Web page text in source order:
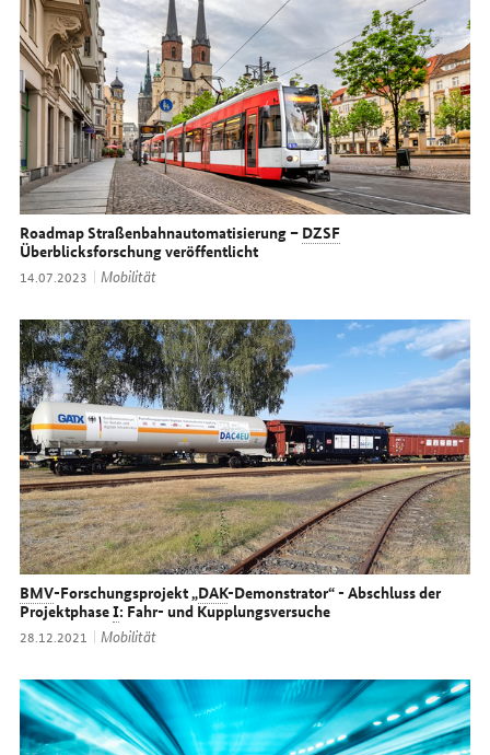
Roadmap Straßenbahnautomatisierung – DZSF
Überblicksforschung veröffentlicht
Datum:
14.07.2023 Thema:
Mobilität
BMV-Forschungsprojekt „DAK-Demonstrator“ - Abschluss der
ProjektphaseI: Fahr- und Kupplungsversuche
Datum:
28.12.2021 Thema:
Mobilität